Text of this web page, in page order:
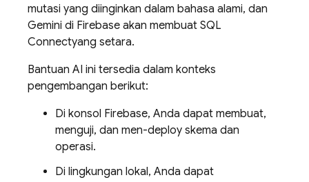
mutasi yang diinginkan dalam bahasa alami, dan
Gemini di Firebase akan membuat SQL
Connectyang setara.
Bantuan AI ini tersedia dalam konteks
pengembangan berikut:
Di konsol Firebase, Anda dapat membuat,
menguji, dan men-deploy skema dan
operasi.
Di lingkungan lokal, Anda dapat